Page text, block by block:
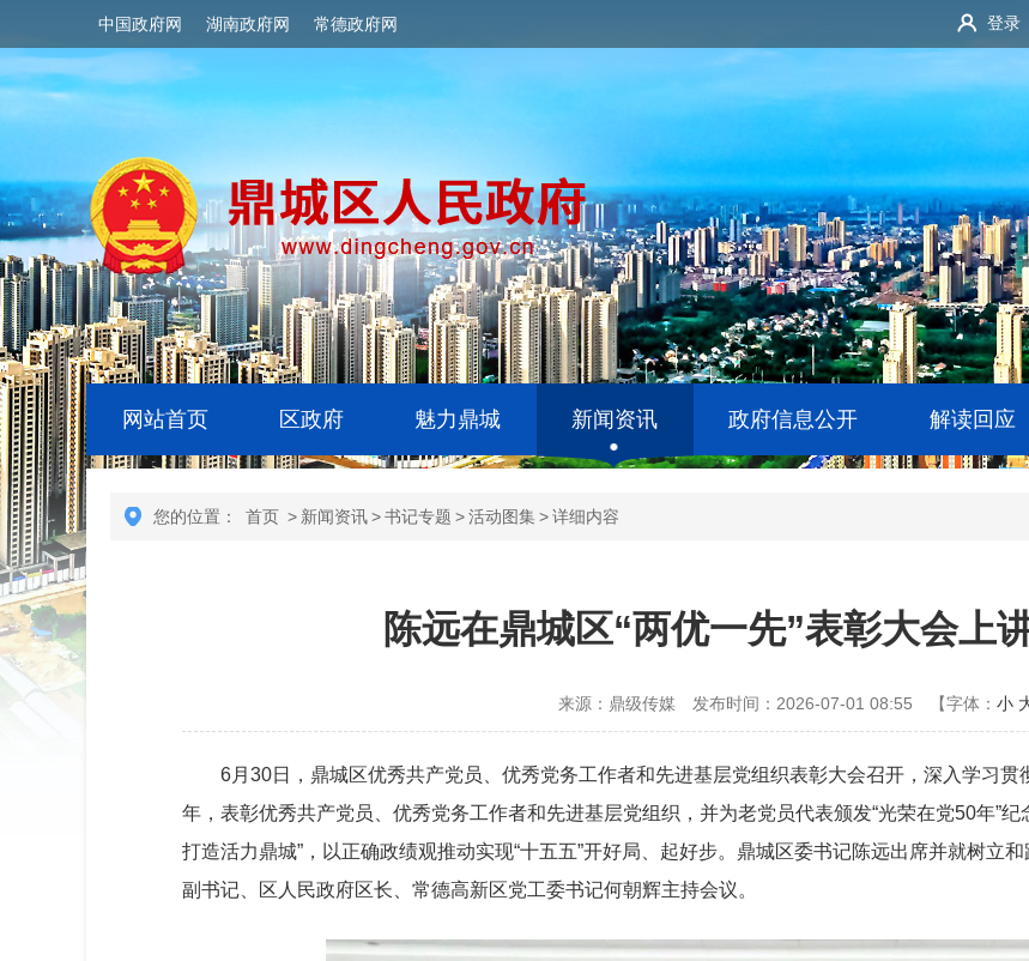
中国政府网 湖南政府网 常德政府网 登录
网站首页 区政府 魅力鼎城 新闻资讯 政府信息公开 解读回应
您的位置： 首页 > 新闻资讯>书记专题 >活动图集>详细内容
陈远在鼎城区“两优一先”表彰大会上
来源：鼎级传媒 发布时间：2026-07-01 08:55 【字体： 小
6月30日，鼎城区优秀共产党员、优秀党务工作者和先进基层党组织表彰大会召开，深入学习
年，表彰优秀共产党员、优秀党务工作者和先进基层党组织，并为老党员代表颁发“光荣在党50年”纪
打造活力鼎城”，以正确政绩观推动实现“十五五”开好局、起好步。鼎城区委书记陈远出席并就树立
副书记、区人民政府区长、常德高新区党工委书记何朝辉主持会议。